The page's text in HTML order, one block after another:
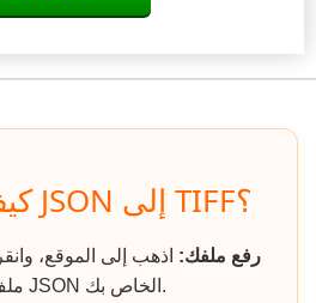
كيف يتم تحويل JSON إلى TIFF؟
رفع ملفك: اذهب إلى الموقع،
ملف» واختر ملف JSON الخاص بك.